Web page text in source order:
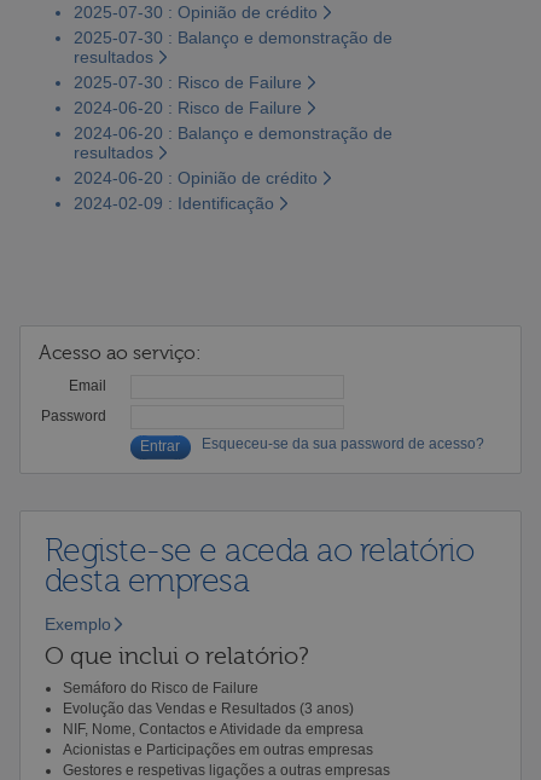
2025-07-30 : Opinião de crédito
2025-07-30 : Balanço e demonstração de
resultados
2025-07-30 : Risco de Failure
2024-06-20 : Risco de Failure
2024-06-20 : Balanço e demonstração de
resultados
2024-06-20 : Opinião de crédito
2024-02-09 : Identificação
Acesso ao serviço:
Email
Password
Esqueceu-se da sua password de acesso?
Registe-se e aceda ao relatório
desta empresa
Exemplo
O que inclui o relatório?
Semáforo do Risco de Failure
Evolução das Vendas e Resultados (3 anos)
NIF, Nome, Contactos e Atividade da empresa
Acionistas e Participações em outras empresas
Gestores e respetivas ligações a outras empresas